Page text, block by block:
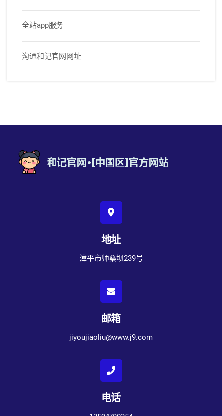
全站app服务
沟通和记官网网址
地址
漳平市师桑坝239号
邮箱
jiyoujiaoliu@www.j9.com
电话